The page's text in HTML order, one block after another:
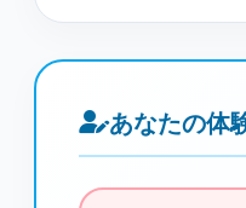
あなたの体